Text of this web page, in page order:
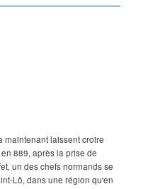
maintenant laissent croire
889, après la prise de
un des chefs normands se
Lô, dans une région qu'en